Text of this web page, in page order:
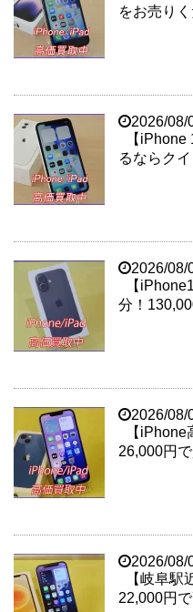
をお売り
2026/08/
【
るならク
2026/08/
【
分！
2026/08/
【
26,000円
2026/08/
【岐阜
22,000円